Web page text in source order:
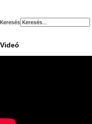
Keresés
Videó